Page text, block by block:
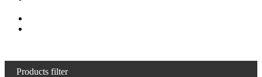
Products filter